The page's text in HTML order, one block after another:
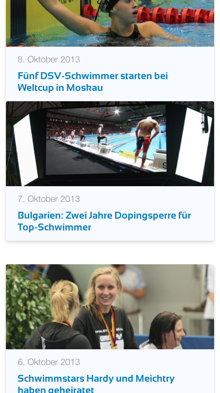
8. Oktober 2013
Fünf DSV-Schwimmer starten bei
Weltcup in Moskau
7. Oktober 2013
Bulgarien: Zwei Jahre Dopingsperre für
Top-Schwimmer
6. Oktober 2013
Schwimmstars Hardy und Meichtry
haben geheiratet